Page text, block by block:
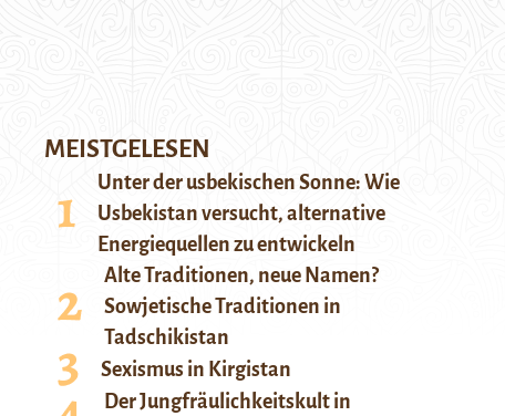
MEISTGELESEN
Unter der usbekischen Sonne: Wie
Usbekistan versucht, alternative
Energiequellen zu entwickeln
Alte Traditionen, neue Namen?
Sowjetische Traditionen in
Tadschikistan
Sexismus in Kirgistan
Der Jungfräulichkeitskult in